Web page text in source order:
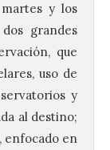
y los
grandes
que
uso de
y
al destino;
enfocado en